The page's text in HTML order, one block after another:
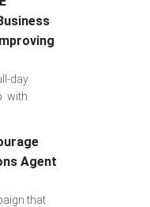
day
with
Agent
that